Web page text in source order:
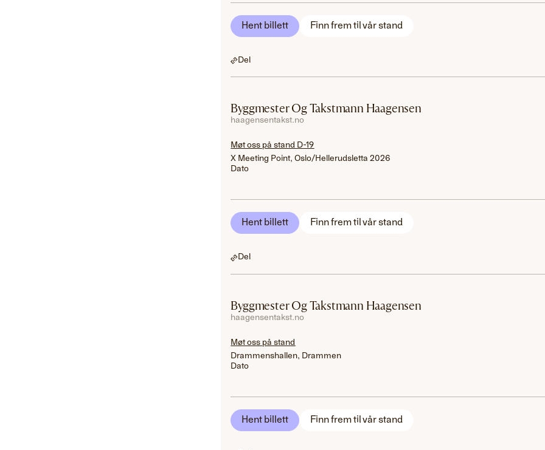
Hent billett Finn frem til vår stand
Del
Byggmester Og Takstmann Haagensen
haagensentakst.no
Møt oss på stand D-19
X Meeting Point, Oslo/Hellerudsletta 2026
Dato
Hent billett Finn frem til vår stand
Del
Byggmester Og Takstmann Haagensen
haagensentakst.no
Møt oss på stand
Drammenshallen, Drammen
Dato
Hent billett Finn frem til vår stand